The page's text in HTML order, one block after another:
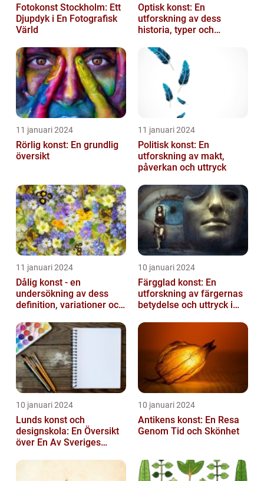
Fotokonst Stockholm: Ett
Djupdyk i En Fotografisk
Värld
Optisk konst: En
utforskning av dess
historia, typer och
11 januari 2024
Rörlig konst: En grundlig
översikt
11 januari 2024
Politisk konst: En
utforskning av makt,
påverkan och uttryck
11 januari 2024
Dålig konst - en
undersökning av dess
definition, variationer och
10 januari 2024
Färgglad konst: En
utforskning av färgernas
betydelse och uttryck i
10 januari 2024
Lunds konst och
designskola: En Översikt
över En Av Sveriges
Utbildningsanstalter inom
10 januari 2024
Antikens konst: En Resa
Genom Tid och Skönhet